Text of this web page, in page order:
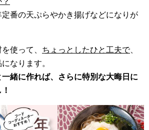
番の天ぷらやかき揚げなどになりが
使って、 ちょっとしたひと工夫で、
なります。
緒に作れば、さらに特別な大晦日に